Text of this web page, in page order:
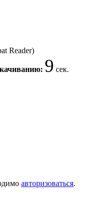
Reader)
9 сек.
авторизоваться.